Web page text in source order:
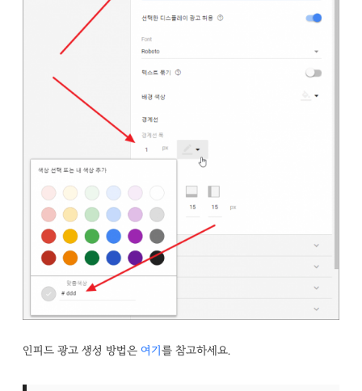
인피드 광고 생성 방법은 여기를 참고하세요.